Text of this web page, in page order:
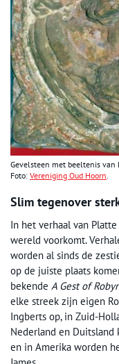
Gevelsteen met beeltenis van
Foto: Vereniging Oud Hoorn
Slim tegenover
In het verhaal van
wereld voorkomt.
worden al sinds de
op de juiste plaats
bekende A Gest of
elke streek zijn eigen
Ingberts op, in Zuid-
Nederland en
en in Amerika worden